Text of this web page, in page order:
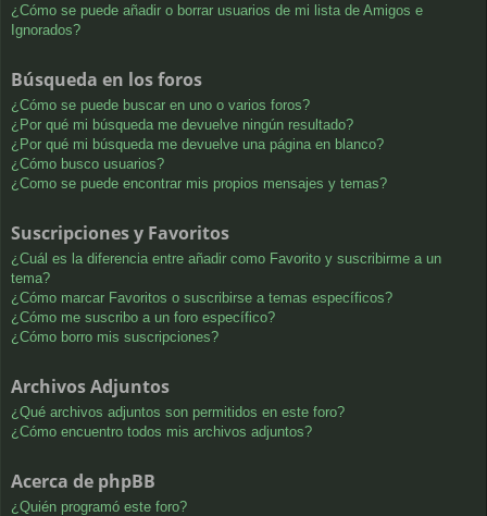
¿Cómo se puede añadir o borrar usuarios de mi lista de Amigos e
Ignorados?
Búsqueda en los foros
¿Cómo se puede buscar en uno o varios foros?
¿Por qué mi búsqueda me devuelve ningún resultado?
¿Por qué mi búsqueda me devuelve una página en blanco?
¿Cómo busco usuarios?
¿Como se puede encontrar mis propios mensajes y temas?
Suscripciones y Favoritos
¿Cuál es la diferencia entre añadir como Favorito y suscribirme a un
tema?
¿Cómo marcar Favoritos o suscribirse a temas específicos?
¿Cómo me suscribo a un foro específico?
¿Cómo borro mis suscripciones?
Archivos Adjuntos
¿Qué archivos adjuntos son permitidos en este foro?
¿Cómo encuentro todos mis archivos adjuntos?
Acerca de phpBB
¿Quién programó este foro?